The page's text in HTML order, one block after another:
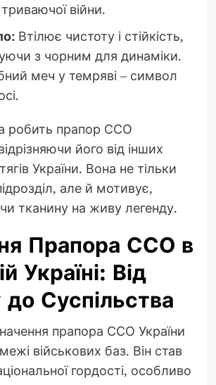
війни.
Втілює чистоту і стійкість,
з чорним для динаміки.
меч у темряві – символ
робить прапор ССО
його від інших
України. Вона не тільки
але й мотивує,
тканину на живу легенду.
Прапора ССО в
Україні: Від
Суспільства
прапора ССО України
військових баз. Він став
гордості, особливо